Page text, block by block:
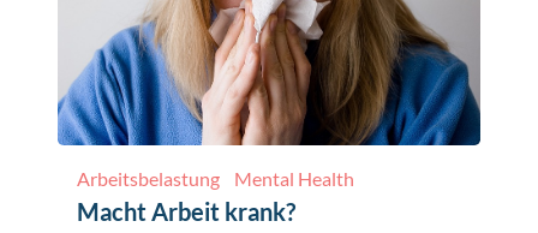
Arbeitsbelastung Mental Health
Macht Arbeit krank?